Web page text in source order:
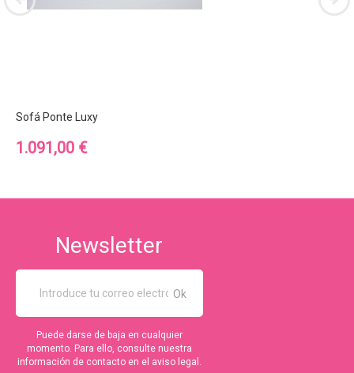
Sofá Ponte Luxy
Precio
1.091,00 €
Newsletter
Puede darse de baja en cualquier
momento. Para ello, consulte nuestra
información de contacto en el aviso legal.